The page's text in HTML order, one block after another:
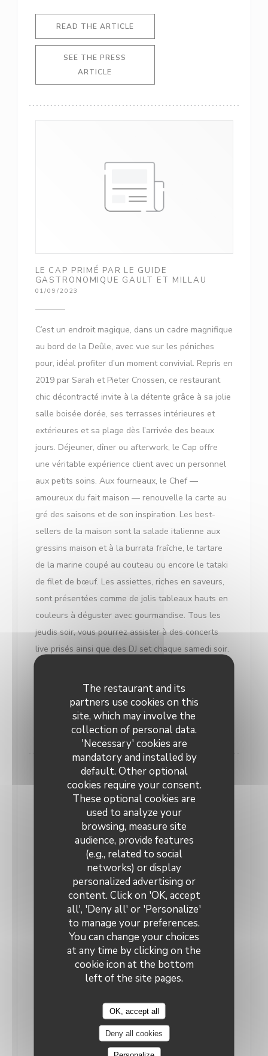
The restaurant and its
partners use cookies on this
site, which may involve the
collection of personal data.
'Necessary' cookies are
mandatory and installed by
default. Other optional
cookies require your consent.
These optional cookies are
used to analyze your
browsing, measure site
audience, provide features
(e.g., related to social
networks) or display
personalized advertising or
content. Click on 'OK, accept
all', 'Deny all' or 'Personalize'
to manage your preferences.
You can change your choices
at any time by clicking on the
cookie icon at the bottom
left of the site pages.
OK, accept all
Deny all cookies
READ THE ARTICLE((OPENS IN A NEW WINDOW))
SEE THE PRESS
ARTICLE
LE CAP PRIMÉ PAR LE GUIDE
GASTRONOMIQUE GAULT ET MILLAU
01/09/2023
C’est un endroit magique, dans un cadre magnifique
au bord de la Deûle, avec vue sur les péniches
pour, idéal profiter d’un moment convivial. Repris en
2019 par Sarah et Pieter Cnossen, ce restaurant
chic décontracté invite à la détente grâce à sa jolie
salle boisée dorée, ses terrasses intérieures et
extérieures et sa plage dès l’arrivée des beaux
jours. Déjeuner, dîner ou afterwork, le Cap offre
une véritable expérience client avec un personnel
aux petits soins. Aux fourneaux, le Chef —
amoureux du fait maison — renouvelle la carte au
gré des saisons et de son inspiration. Les best-
sellers de la maison sont la salade italienne aux
gressins maison et à la burrata fraîche, le tartare
de la marine coupé au couteau ou encore le tataki
de filet de bœuf. Les assiettes, riches en saveurs,
sont présentées comme de jolis tableaux hauts en
couleurs à déguster avec gourmandise. Tous les
jeudis soir, vous pourrez assister à des concerts
live prisés ainsi que des DJ set chaque samedi soir.
READ THE ARTICLE((OPENS IN A NEW WINDOW))
POP MAGAZINE - TOUS EN TERRASSE
Au bord de l’eau
Ici, les bateaux amarrés et le clapotis de l’eau
donnent le ton ! Bienvenue au Cap, à Wambrechies
pour une ambiance « port de plaisance » qui
dépayse vraiment ! Installés tranquillement sur les
quais, on regarde les péniches passer, on observe